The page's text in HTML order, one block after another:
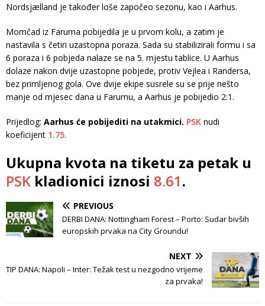
Nordsjælland je također loše započeo sezonu, kao i Aarhus.
Momčad iz Faruma pobijedila je u prvom kolu, a zatim je
nastavila s četiri uzastopna poraza. Sada su stabilizirali formu i sa
6 poraza i 6 pobjeda nalaze se na 5. mjestu tablice. U Aarhus
dolaze nakon dvije uzastopne pobjede, protiv Vejlea i Randersa,
bez primljenog gola. Ove dvije ekipe susrele su se prije nešto
manje od mjesec dana u Farumu, a Aarhus je pobijedio 2:1.
Prijedlog: Aarhus će pobijediti na utakmici. PSK nudi
koeficijent 1.75.
Ukupna kvota na tiketu za petak u
PSK kladionici iznosi 8.61.
PREVIOUS
DERBI DANA: Nottingham Forest – Porto: Sudar bivših
europskih prvaka na City Groundu!
NEXT
TIP DANA: Napoli – Inter: Težak test u nezgodno vrijeme
za prvaka!